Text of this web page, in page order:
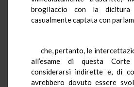
brogliaccio con la dicitura
casualmente captata con
che, pertanto, le
all’esame di questa
considerarsi indirette e, di
avrebbero dovuto essere